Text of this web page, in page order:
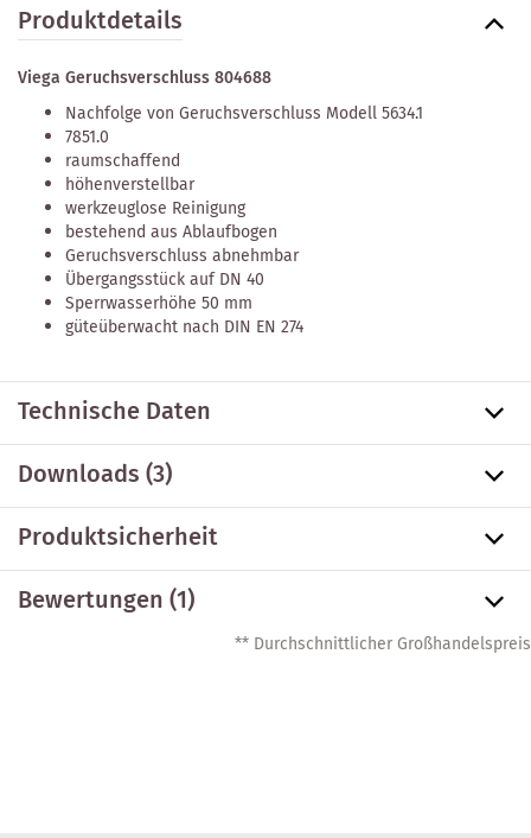
Produktdetails
Viega Geruchsverschluss 804688
Nachfolge von Geruchsverschluss Modell 5634.1
7851.0
raumschaffend
höhenverstellbar
werkzeuglose Reinigung
bestehend aus Ablaufbogen
Geruchsverschluss abnehmbar
Übergangsstück auf DN 40
Sperrwasserhöhe 50 mm
güteüberwacht nach DIN EN 274
Technische Daten
Downloads (3)
Produktsicherheit
Bewertungen (1)
** Durchschnittlicher Großhandelspreis